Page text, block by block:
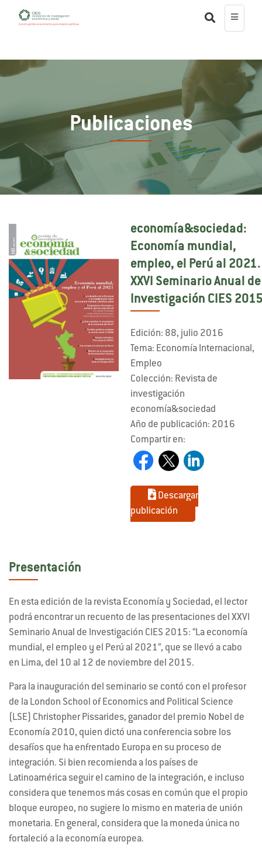
Publicaciones
economía&sociedad:
Economía mundial,
empleo, el Perú al 2021.
XXVI Seminario Anual de
Investigación CIES
Edición: 88, julio 2016
Tema: Economía Internacional,
Empleo
Colección: Revista de
investigación
economía&sociedad
Año de publicación: 2016
Compartir en:
Descargar
publicación
Presentación
En esta edición de la revista Economía y Sociedad, el lector
podrá encontrar un recuento de las presentaciones del XXVI
Seminario Anual de Investigación CIES 2015: “La economía
mundial, el empleo y el Perú al 2021”, que se llevó a cabo
en Lima, del 10 al 12 de noviembre del 2015.
Para la inauguración del seminario se contó con el profesor
de la London School of Economics and Political Science
(LSE) Christopher Pissarides, ganador del premio Nobel de
Economía 2010, quien dictó una conferencia sobre los
desafíos que ha enfrentado Europa en su proceso de
integración. Si bien recomienda a los países de
Latinoamérica seguir el camino de la integración, e incluso
considera que tenemos más cosas en común que el propio
bloque europeo, no sugiere lo mismo en materia de unión
monetaria. En general, considera que la moneda única no
fortaleció a la economía europea.